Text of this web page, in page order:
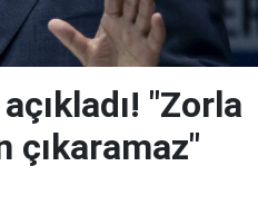
"Zorla
çıkaramaz"